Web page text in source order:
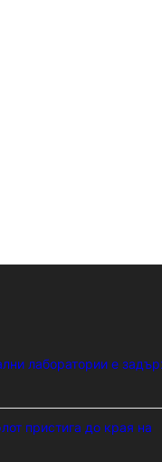
лаборатории е
пристига до края на